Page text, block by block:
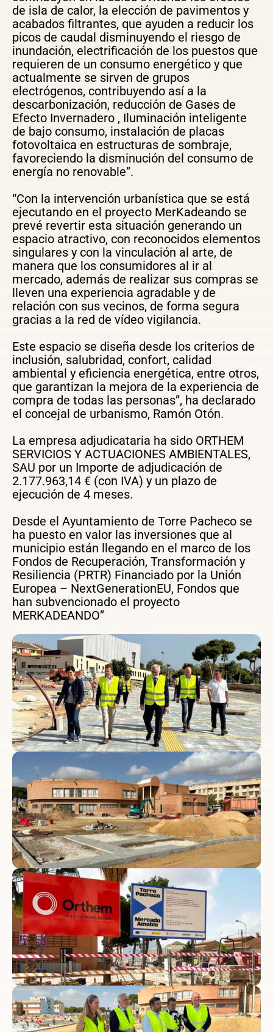
de isla de calor, la elección de pavimentos y
acabados filtrantes, que ayuden a reducir los
picos de caudal disminuyendo el riesgo de
inundación, electrificación de los puestos que
requieren de un consumo energético y que
actualmente se sirven de grupos
electrógenos, contribuyendo así a la
descarbonización, reducción de Gases de
Efecto Invernadero , Iluminación inteligente
de bajo consumo, instalación de placas
fotovoltaica en estructuras de sombraje,
favoreciendo la disminución del consumo de
energía no renovable”.
“Con la intervención urbanística que se está
ejecutando en el proyecto MerKadeando se
prevé revertir esta situación generando un
espacio atractivo, con reconocidos elementos
singulares y con la vinculación al arte, de
manera que los consumidores al ir al
mercado, además de realizar sus compras se
lleven una experiencia agradable y de
relación con sus vecinos, de forma segura
gracias a la red de vídeo vigilancia.
Este espacio se diseña desde los criterios de
inclusión, salubridad, confort, calidad
ambiental y eficiencia energética, entre otros,
que garantizan la mejora de la experiencia de
compra de todas las personas”, ha declarado
el concejal de urbanismo, Ramón Otón.
La empresa adjudicataria ha sido ORTHEM
SERVICIOS Y ACTUACIONES AMBIENTALES,
SAU por un Importe de adjudicación de
2.177.963,14 € (con IVA) y un plazo de
ejecución de 4 meses.
Desde el Ayuntamiento de Torre Pacheco se
ha puesto en valor las inversiones que al
municipio están llegando en el marco de los
Fondos de Recuperación, Transformación y
Resiliencia (PRTR) Financiado por la Unión
Europea – NextGenerationEU, Fondos que
han subvencionado el proyecto
MERKADEANDO”